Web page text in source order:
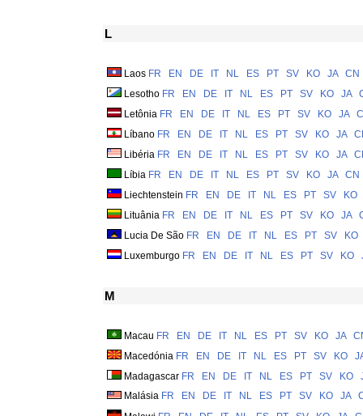
L
Laos FR EN DE IT NL ES PT SV KO JA
CN
Lesotho FR EN DE IT NL ES PT SV KO JA
Letônia FR EN DE IT NL ES PT SV KO JA
Líbano FR EN DE IT NL ES PT SV KO JA
Libéria FR EN DE IT NL ES PT SV KO JA
Líbia FR EN DE IT NL ES PT SV KO JA
CN
Liechtenstein FR EN DE IT NL ES PT SV
KO
Lituânia FR EN DE IT NL ES PT SV KO JA
Lucia De São FR EN DE IT NL ES PT SV
KO
Luxemburgo FR EN DE IT NL ES PT SV KO
M
Macau FR EN DE IT NL ES PT SV KO JA
Macedónia FR EN DE IT NL ES PT SV KO
Madagascar FR EN DE IT NL ES PT SV KO
Malásia FR EN DE IT NL ES PT SV KO JA